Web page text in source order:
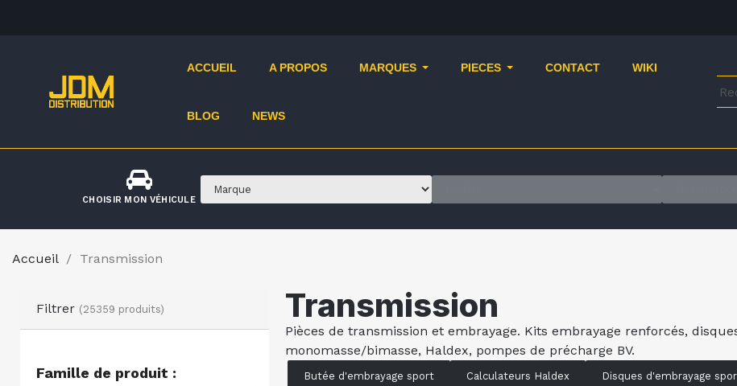
ACCUEIL A PROPOS MARQUES PIECES CONTACT WIKI
BLOG NEWS
CHOISIR MON VÉHICULE
Accueil Transmission
Filtrer (25359 produits)
Famille de produit :
Transmission
Pièces de transmission et embrayage. Kits embrayage renforcés,
monomasse/bimasse, Haldex, pompes de précharge BV.
Butée d'embrayage sport Calculateurs Haldex Disques d'embrayage